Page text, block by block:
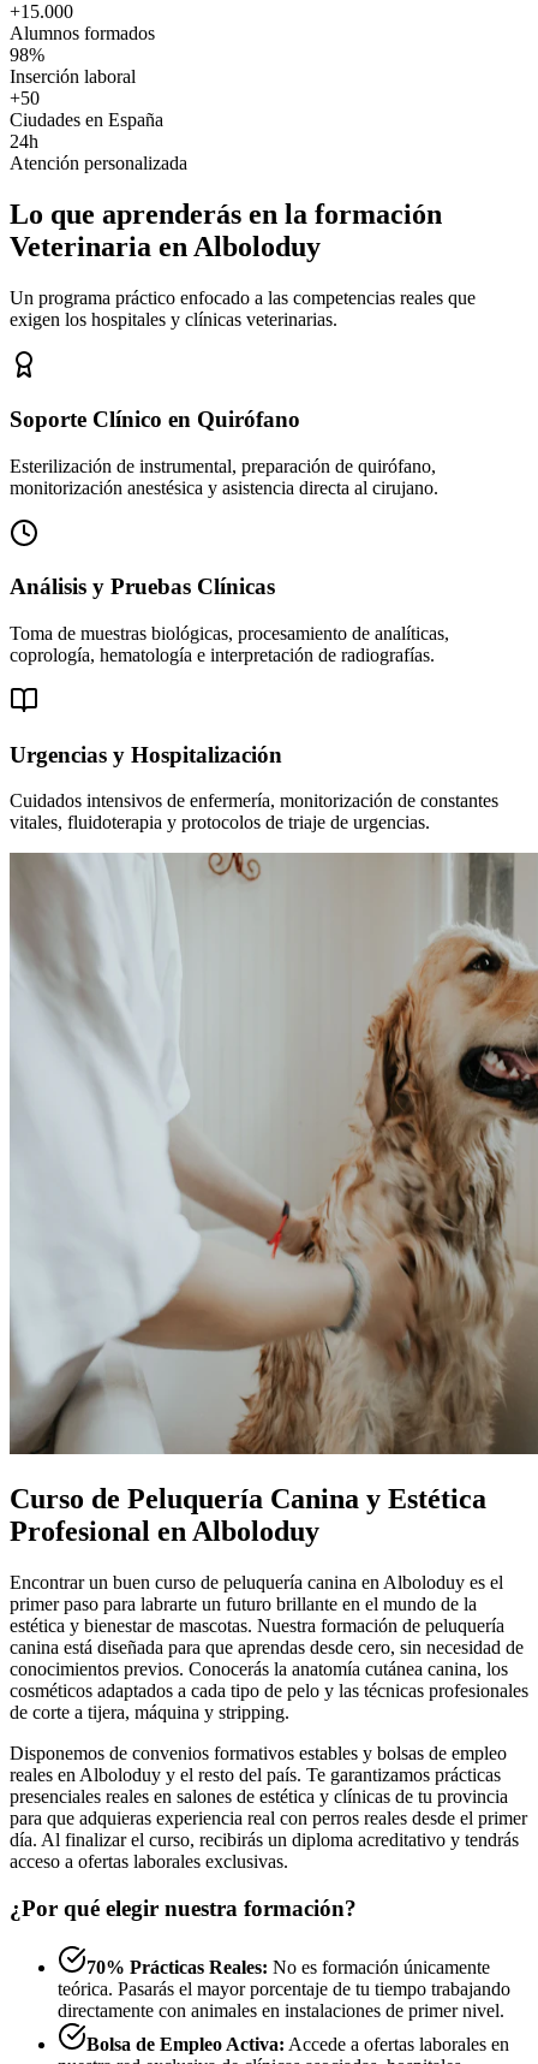
+15.000
Alumnos formados
98%
Inserción laboral
+50
Ciudades en España
24h
Atención personalizada
Lo que aprenderás en la formación
Veterinaria en Alboloduy
Un programa práctico enfocado a las competencias reales que
exigen los hospitales y clínicas veterinarias.
Soporte Clínico en Quirófano
Esterilización de instrumental, preparación de quirófano,
monitorización anestésica y asistencia directa al cirujano.
Análisis y Pruebas Clínicas
Toma de muestras biológicas, procesamiento de analíticas,
coprología, hematología e interpretación de radiografías.
Urgencias y Hospitalización
Cuidados intensivos de enfermería, monitorización de constantes
vitales, fluidoterapia y protocolos de triaje de urgencias.
Curso de Peluquería Canina y Estética
Profesional en Alboloduy
Encontrar un buen curso de peluquería canina en Alboloduy es el
primer paso para labrarte un futuro brillante en el mundo de la
estética y bienestar de mascotas. Nuestra formación de peluquería
canina está diseñada para que aprendas desde cero, sin necesidad de
conocimientos previos. Conocerás la anatomía cutánea canina, los
cosméticos adaptados a cada tipo de pelo y las técnicas profesionales
de corte a tijera, máquina y stripping.
Disponemos de convenios formativos estables y bolsas de empleo
reales en Alboloduy y el resto del país. Te garantizamos prácticas
presenciales reales en salones de estética y clínicas de tu provincia
para que adquieras experiencia real con perros reales desde el primer
día. Al finalizar el curso, recibirás un diploma acreditativo y tendrás
acceso a ofertas laborales exclusivas.
¿Por qué elegir nuestra formación?
70% Prácticas Reales: No es formación únicamente
teórica. Pasarás el mayor porcentaje de tu tiempo trabajando
directamente con animales en instalaciones de primer nivel.
Bolsa de Empleo Activa: Accede a ofertas laborales en